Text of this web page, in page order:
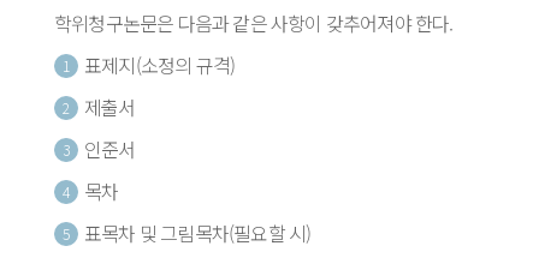
학위청구논문은 다음과 같은 사항이 갖추어져야 한다.
1 표제지(소정의 규격)
2 제출서
3 인준서
4 목차
5 표목차 및 그림목차(필요할 시)